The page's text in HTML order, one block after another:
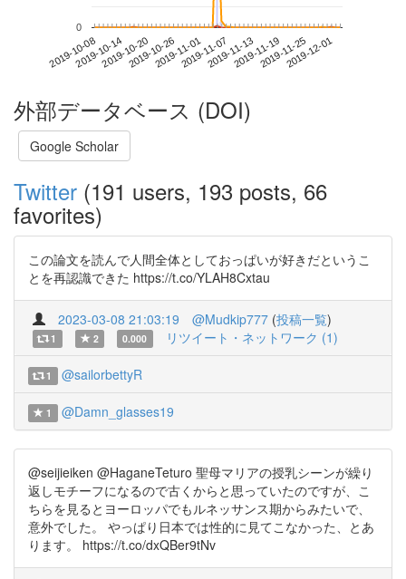
2019-10-082019-10-142019-10-202019-10-262019-11-012019-11-072019-11-132019-11-192019-11-252019-12-01
0
外部データベース (DOI)
Google Scholar
Twitter (191 users, 193 posts, 66
favorites)
この論文を読んで人間全体としておっぱいが好きだというこ
とを再認識できた https://t.co/YLAH8Cxtau
2023-03-08 21:03:19 @Mudkip777 (投稿一覧)
1 2 0.000 リツイート・ネットワーク (1)
1 @sailorbettyR
1 @Damn_glasses19
@seijieiken @HaganeTeturo 聖母マリアの授乳シーンが繰り
返しモチーフになるので古くからと思っていたのですが、こ
ちらを見るとヨーロッパでもルネッサンス期からみたいで、
意外でした。 やっぱり日本では性的に見てこなかった、とあ
ります。 https://t.co/dxQBer9tNv